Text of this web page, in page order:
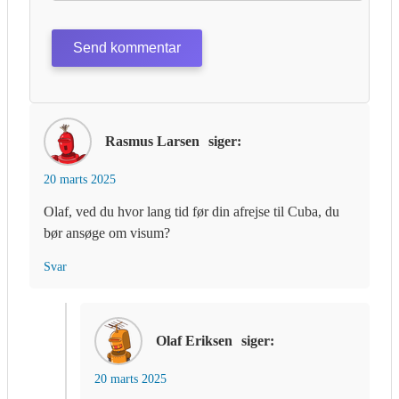
Rasmus Larsen siger:
20 marts 2025
Olaf, ved du hvor lang tid før din afrejse til Cuba, du
bør ansøge om visum?
Svar
Olaf Eriksen siger:
20 marts 2025